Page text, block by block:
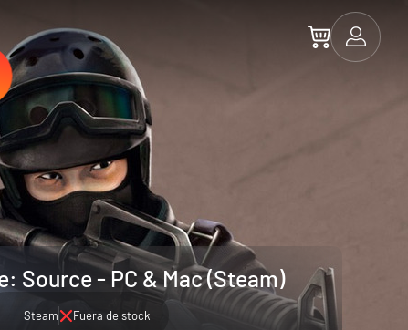
Source - PC & Mac (Steam)
Steam Fuera de stock